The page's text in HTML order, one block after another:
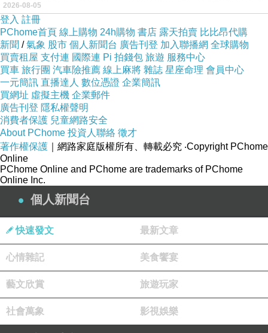
● 輕薄設計材
質
● 寬鬆版型
● 澳洲設計款
*模特兒資料:
身高:186CM/
胸圍: 38/腰
圍: 30/臀
圍:39/肩
寬:11(吋)，
示範尺寸:S
2026-08-05
登入 註冊
PChome首頁 線上購物 24h購物 書店 露天拍賣 比比昂代購
新聞 /氣象 股市 個人新聞台 廣告刊登 加入聯播網 全球購物
買賣租屋 支付連 國際連 Pi 拍錢包 旅遊 服務中心
買車 旅行團 汽車險推薦 線上麻將 雜誌 星座命理 會員中心
一元簡訊 直播達人 數位憑證 企業簡訊
買網址 虛擬主機 企業郵件
廣告刊登 隱私權聲明
消費者保護 兒童網路安全
About PChome 投資人聯絡 徵才
著作權保護 ｜網路家庭版權所有、轉載必究 ‧Copyright PChome
Online
PChome Online and PChome are trademarks of PChome
Online Inc.
個人新聞台
快速發文 最新文章
心情雜記 美食饗宴
藝文欣賞 旅遊玩家
社會萬象 影視娛樂